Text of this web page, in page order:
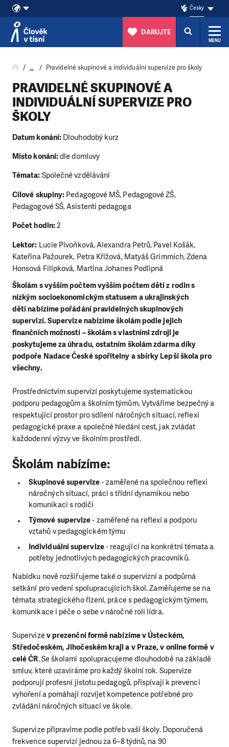
Přeskočit na obsah
Česky
DARUJTE
MENU
… Pravidelné skupinové a individuální supervize pro školy
PRAVIDELNÉ SKUPINOVÉ A
INDIVIDUÁLNÍ SUPERVIZE PRO
ŠKOLY
Datum konání: Dlouhodobý kurz
Místo konání:dle domluvy
Témata: Společné vzdělávání
Cílové skupiny: Pedagogové MŠ, Pedagogové ZŠ,
Pedagogové SŠ, Asistenti pedagoga
Počet hodin:2
Lektor: Lucie Pivoňková, Alexandra Petrů, Pavel Košák,
Kateřina Pažourek, Petra Křížová, Matyáš Grimmich, Zdena
Honsová Filípková, Martina Johanes Podlipná
Školám s vyšším počtem vyšším počtem dětí z rodin s
nízkým socioekonomickým statusem a ukrajinských
dětí nabízíme pořádání pravidelných skupinových
supervizí. Supervize nabízíme školám podle jejich
finančních možností – školám s vlastními zdroji je
poskytujeme za úhradu, ostatním školám zdarma díky
podpoře Nadace České spořitelny a sbírky Lepší škola pro
všechny.
Prostřednictvím supervizí poskytujeme systematickou
podporu pedagogům a školním týmům. Vytváříme bezpečný a
respektující prostor pro sdílení náročných situací, reflexi
pedagogické praxe a společné hledání cest, jak zvládat
každodenní výzvy ve školním prostředí.
Školám nabízíme:
Skupinové supervize - zaměřené na společnou reflexi
náročných situací, práci s třídní dynamikou nebo
komunikaci s rodiči
Týmové supervize- zaměřené na reflexi a podporu
vztahů v pedagogickém týmu
Individuální supervize- reagující na konkrétní témata a
potřeby jednotlivých pedagogických pracovníků.
Nabídku nově rozšiřujeme také o supervizní a podpůrná
setkání pro vedení spolupracujících škol. Zaměřujeme se na
témata strategického řízení, práce s pedagogickým týmem,
komunikace i péče o sebe v náročné roli lídra.
Supervize v prezenční formě nabízíme v Ústeckém,
Středočeském, Jihočeském kraji a v Praze, v online formě v
celé ČR. Se školami spolupracujeme dlouhodobě na základě
smluv, které uzavíráme pro každý školní rok. Supervize
podporují profesní jistotu pedagogů, přispívají k prevenci
vyhoření a pomáhají rozvíjet kompetence potřebné pro
zvládání náročných situací ve škole.
Supervize připravíme podle potřeb vaší školy. Doporučená
frekvence supervizí jednou za 6–8 týdnů, na 90